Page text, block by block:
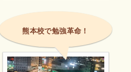
熊本校で勉強革命！